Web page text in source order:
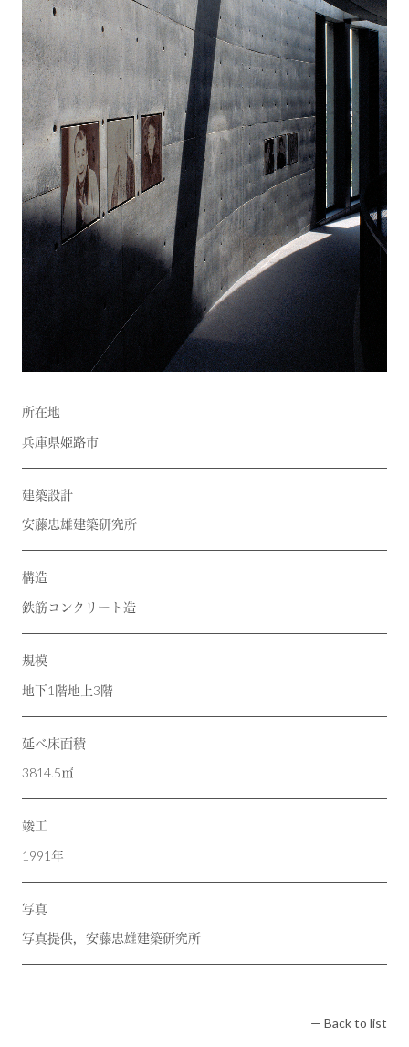
所在地
兵庫県姫路市
建築設計
安藤忠雄建築研究所
構造
鉄筋コンクリート造
規模
地下1階地上3階
延べ床面積
3814.5㎡
竣工
1991年
写真
写真提供，安藤忠雄建築研究所
— Back to list